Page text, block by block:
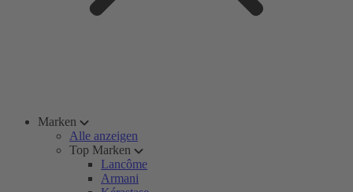
Marken
Alle anzeigen
Top Marken
Lancôme
Armani